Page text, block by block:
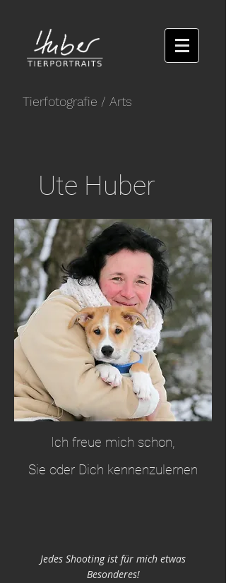
Tierfotografie / Arts
Ute Huber
Ich freue mich schon,
Sie oder Dich kennenzulernen
Jedes Shooting ist für mich etwas
Besonderes!